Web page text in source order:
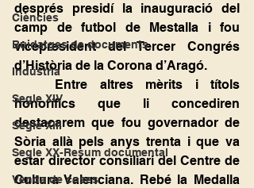
Ciències
Buidatges de documents
Indústria
Segle XIV
Segle XIII
Segle XX-Resum documental
Venda de coses
després presidí la inauguració del
camp de futbol de Mestalla i fou
vicepresident del Tercer Congrés
d’Història de la Corona d’Aragó.
honorífics que li concediren
destacarem que fou governador de
Sòria allà pels anys trenta i que va
estar director consiliari del Centre de
Cultura Valenciana. Rebé la Medalla